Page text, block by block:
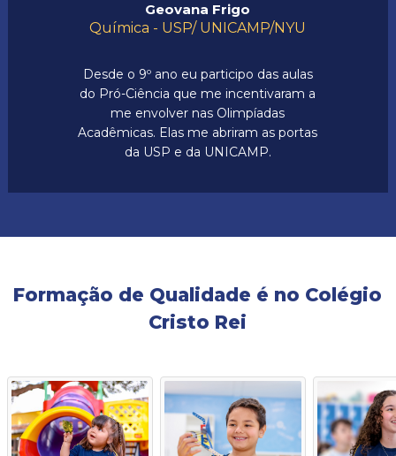
Geovana Frigo
Química - USP/ UNICAMP/NYU
Desde o 9º ano eu participo das aulas
do Pró-Ciência que me incentivaram a
me envolver nas Olimpíadas
Acadêmicas. Elas me abriram as portas
da USP e da UNICAMP.
Formação de Qualidade é no Colégio
Cristo Rei